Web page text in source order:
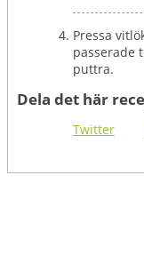
Pressa
passerade
puttra.
Dela det här
Twitter